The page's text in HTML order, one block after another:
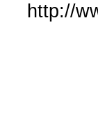
http://